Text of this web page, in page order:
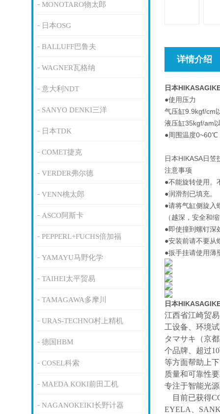
MONOTARO物太郎
日本OSG
BALLUFF巴鲁夫
WAGNER瓦格纳
意大利NDT
SANYO DENKI三洋
日本TDK
COMET捷克
VERDER弗尔德
VENN桃太郎
ASCO阿斯卡
PEPPERL+FUCHS倍加福
YAMAYU马野化学
TAIHEI太平贸易
TAMAGAWA多摩川
URAS-TECHNO村上精机
德国HBM
COSEL科索
MAEDA KOKI前田工机
NAGANOKEIKI长野计器
详情介绍
日本
●使用压力
气压缸9.9kgf/cm
液压缸35kgf/am
●周围温度0~60℃
日本HIKASA日
注意事项
●不能旋转使用。
●润滑剂已填充。
●请将气缸侧旋入
（越深，安全和
●即使撞到螺钉深
●安装前请不要从
●扳手挂请使用薄
日本
江西省江崎贸
工设备、环境
タマサキ（京
个品牌、超过
等方面帮助上
质量和可靠性
专注于智能光
目前已获得
EYELA、